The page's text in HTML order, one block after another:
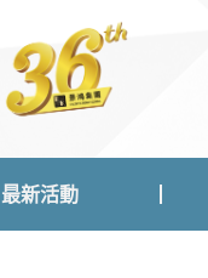
最新活動
最新活動